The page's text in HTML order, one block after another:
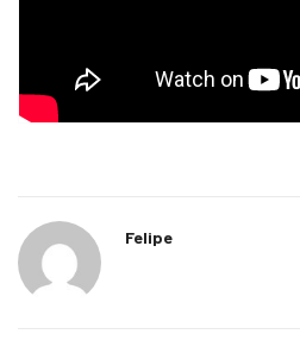
Felipe